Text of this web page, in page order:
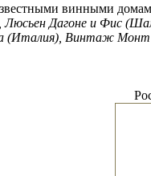
винными
Дагоне и Фис
(Италия), Винтаж Монт